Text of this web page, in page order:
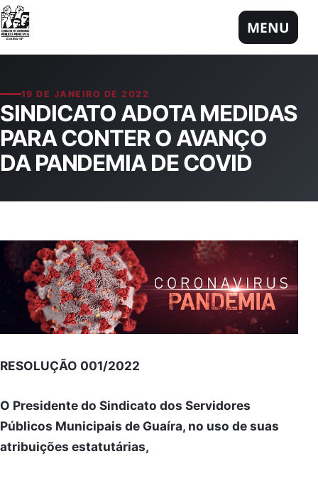
Pular para o conteúdo
MENU
19 DE JANEIRO DE 2022
SINDICATO ADOTA MEDIDAS
PARA CONTER O AVANÇO
DA PANDEMIA DE COVID
RESOLUÇÃO 001/2022
O Presidente do Sindicato dos Servidores
Públicos Municipais de Guaíra, no uso de suas
atribuições estatutárias,